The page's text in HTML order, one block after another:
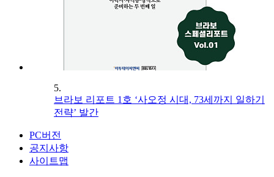
5.
브라보 리포트 1호 ‘사오정 시대, 73세까지 일하기
전략’ 발간
PC버전
공지사항
사이트맵